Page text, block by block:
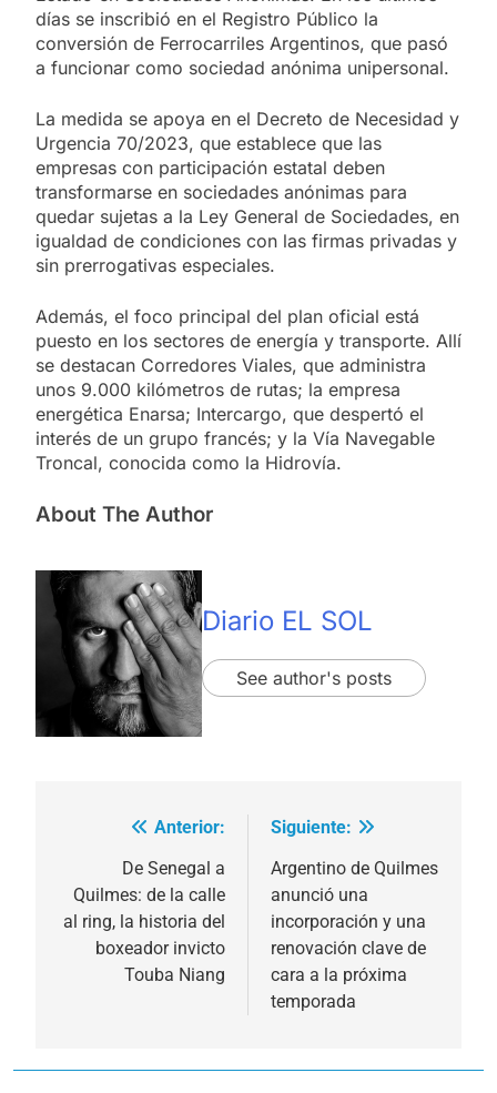
días se inscribió en el Registro Público la
conversión de Ferrocarriles Argentinos, que pasó
a funcionar como sociedad anónima unipersonal.
La medida se apoya en el Decreto de Necesidad y
Urgencia 70/2023, que establece que las
empresas con participación estatal deben
transformarse en sociedades anónimas para
quedar sujetas a la Ley General de Sociedades, en
igualdad de condiciones con las firmas privadas y
sin prerrogativas especiales.
Además, el foco principal del plan oficial está
puesto en los sectores de energía y transporte. Allí
se destacan Corredores Viales, que administra
unos 9.000 kilómetros de rutas; la empresa
energética Enarsa; Intercargo, que despertó el
interés de un grupo francés; y la Vía Navegable
Troncal, conocida como la Hidrovía.
About The Author
Diario EL SOL
See author's posts
Navegación
entradas
Anterior:
De Senegal a
Quilmes: de la calle
al ring, la historia del
boxeador invicto
Touba Niang
Siguiente:
Argentino de Quilmes
anunció una
incorporación y una
renovación clave de
cara a la próxima
temporada